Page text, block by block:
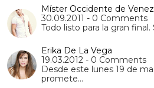
Míster Occidente de
30.09.2011 - 0 Comments
Todo listo para la gran
Erika De La Vega
19.03.2012 - 0 Comments
Desde este lunes 19 de
promete…